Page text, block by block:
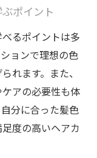
ポイント
るポイントは多
ョンで理想の色
れます。また、
アの必要性も体
分に合った髪色
度の高いヘアカ